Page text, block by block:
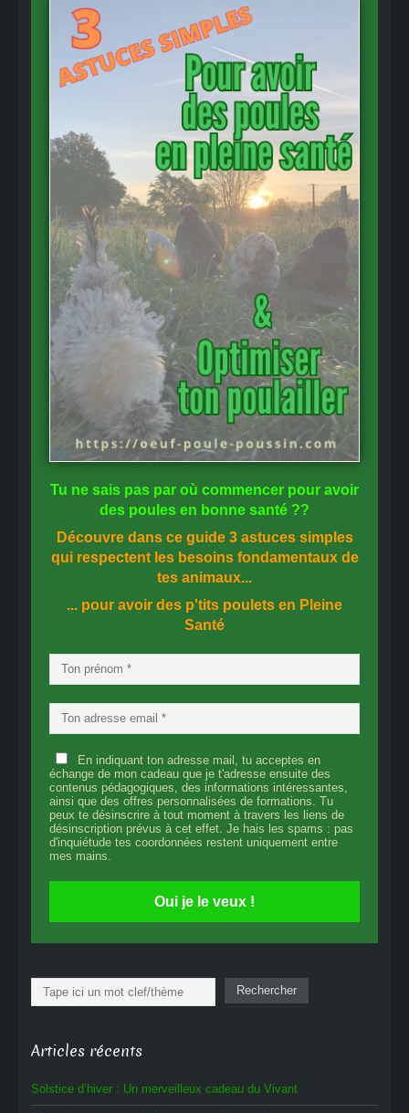
Tu ne sais pas par où commencer pour avoir
des poules en bonne santé ??
Découvre dans ce guide 3 astuces simples
qui respectent les besoins fondamentaux de
tes animaux...
... pour avoir des p'tits poulets en Pleine
Santé
En indiquant ton adresse mail, tu acceptes en
échange de mon cadeau que je t'adresse ensuite des
contenus pédagogiques, des informations intéressantes,
ainsi que des offres personnalisées de formations. Tu
peux te désinscrire à tout moment à travers les liens de
désinscription prévus à cet effet. Je hais les spams : pas
d'inquiétude tes coordonnées restent uniquement entre
mes mains.
Oui je le veux !
Rechercher Rechercher
Articles récents
Solstice d’hiver : Un merveilleux cadeau du Vivant